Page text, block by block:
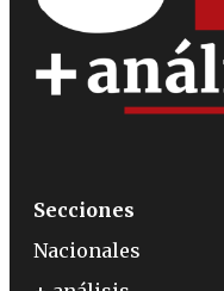
Secciones
Nacionales